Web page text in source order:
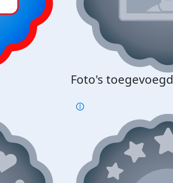
Foto's toegevoegd